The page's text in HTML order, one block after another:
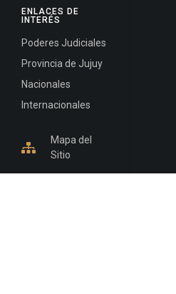
ENLACES DE
INTERÉS
Poderes Judiciales
Provincia de Jujuy
Nacionales
Internacionales
Mapa del
Sitio